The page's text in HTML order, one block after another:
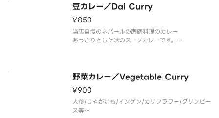
豆カレー／Dal Curry
¥850
当店自慢のネパールの家庭料理のカレー
あっさりとした味のスープカレーです。
野菜カレー／Vegetable Curry
¥900
人参/じゃがいも/インゲン/カリフラワー/グリンピー
ス等